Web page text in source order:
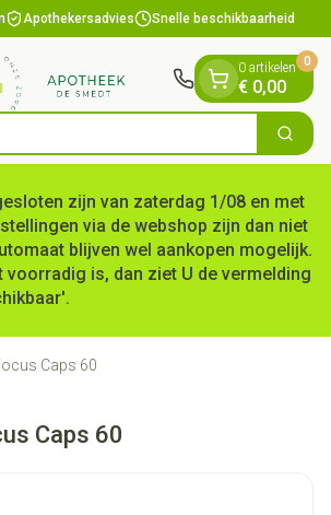
Apothekersadvies Snelle beschikbaarheid
Zoek
0 artikelen
€ 0,00
0
zijn van zaterdag 1/08 en met
via de webshop zijn dan niet
blijven wel aankopen mogelijk.
voorradig is, dan ziet U de vermelding
Caps 60
Caps 60